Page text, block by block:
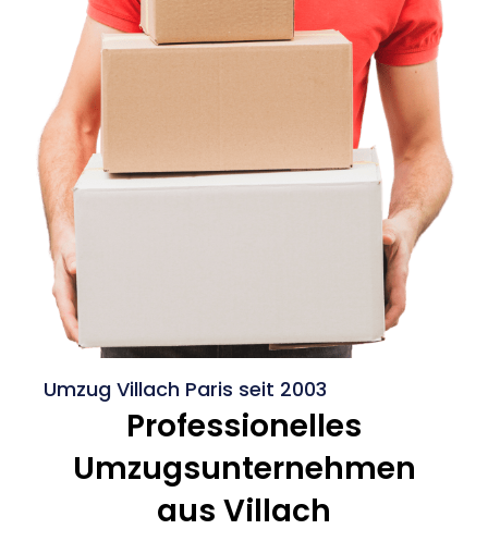
Umzug Villach Paris seit 2003
Professionelles
Umzugsunternehmen
aus Villach